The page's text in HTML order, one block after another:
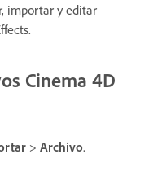
importar y editar
Cinema 4D
> Archivo.